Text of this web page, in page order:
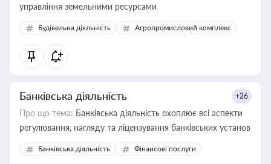
управління земельними ресурсами
Будівельна діяльність Агропромисловий комплекс
Банківська діяльність +26
Про що тема: Банківська діяльність охоплює всі аспекти
регулювання, нагляду та ліцензування банківських установ
Банківська діяльність Фінансові послуги